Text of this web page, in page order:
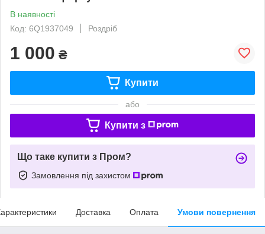
В наявності
Код: 6Q1937049
Роздріб
1 000 ₴
Купити
або
Купити з
Що таке купити з Пром?
Замовлення під захистом
Доставка Оплата Умови повернення